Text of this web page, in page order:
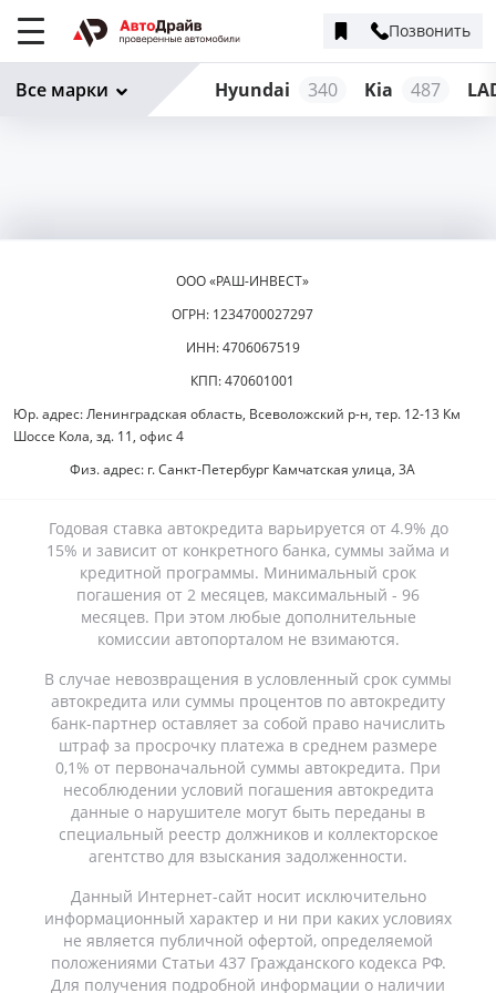
Позвонить
Hyundai 340 Kia 487
Все марки
ООО «РАШ-ИНВЕСТ»
ОГРН: 1234700027297
ИНН: 4706067519
КПП: 470601001
Юр. адрес: Ленинградская область, Всеволожский р-н, тер. 12-13 Км
Шоссе Кола, зд. 11, офис 4
Физ. адрес: г. Санкт-Петербург Камчатская улица, 3А
Годовая ставка автокредита варьируется от 4.9% до
15% и зависит от конкретного банка, суммы займа и
кредитной программы. Минимальный срок
погашения от 2 месяцев, максимальный - 96
месяцев. При этом любые дополнительные
комиссии автопорталом не взимаются.
В случае невозвращения в условленный срок суммы
автокредита или суммы процентов по автокредиту
банк-партнер оставляет за собой право начислить
штраф за просрочку платежа в среднем размере
0,1% от первоначальной суммы автокредита. При
несоблюдении условий погашения автокредита
данные о нарушителе могут быть переданы в
специальный реестр должников и коллекторское
агентство для взыскания задолженности.
Данный Интернет-сайт носит исключительно
информационный характер и ни при каких условиях
не является публичной офертой, определяемой
положениями Статьи 437 Гражданского кодекса РФ.
Для получения подробной информации о наличии